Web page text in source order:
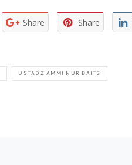
Share Share
USTADZ AMMI NUR BAITS